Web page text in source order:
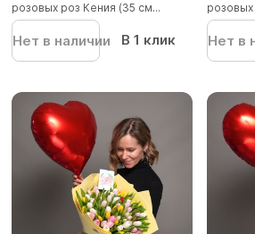
розовых роз Кения (35 см...
Нет в наличии В 1 клик
розовых
Нет в